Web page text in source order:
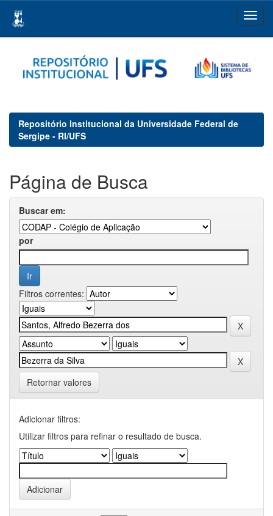
navigation
Repositório Institucional da Universidade Federal de
Sergipe - RI/UFS
Página de Busca
Buscar em:
por
Filtros correntes:
Retornar valores
Adicionar filtros:
Utilizar filtros para refinar o resultado de busca.